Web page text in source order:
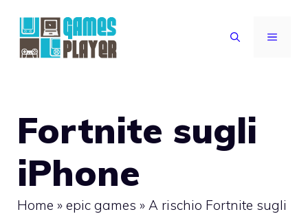
contenuto
MENU
Fortnite sugli
iPhone
Home » epic games » A rischio Fortnite sugli